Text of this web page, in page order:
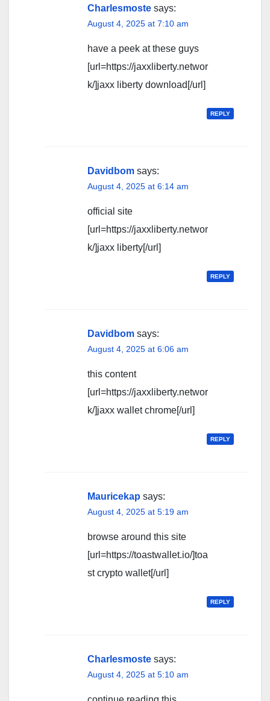
Charlesmoste says:
August 4, 2025 at 7:10 am
have a peek at these guys
[url=https://jaxxliberty.networ
k/]jaxx liberty download[/url]
REPLY
Davidbom says:
August 4, 2025 at 6:14 am
official site
[url=https://jaxxliberty.networ
k/]jaxx liberty[/url]
REPLY
Davidbom says:
August 4, 2025 at 6:06 am
this content
[url=https://jaxxliberty.networ
k/]jaxx wallet chrome[/url]
REPLY
Mauricekap says:
August 4, 2025 at 5:19 am
browse around this site
[url=https://toastwallet.io/]toa
st crypto wallet[/url]
REPLY
Charlesmoste says:
August 4, 2025 at 5:10 am